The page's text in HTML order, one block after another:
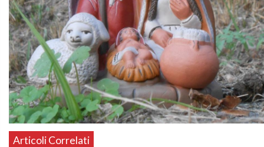
Articoli Correlati